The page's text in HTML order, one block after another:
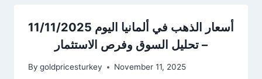
أسعار الذهب في ألمانيا اليوم 11/11/2025
– تحليل السوق وفرص الاستثمار
By goldpricesturkey November 11, 2025